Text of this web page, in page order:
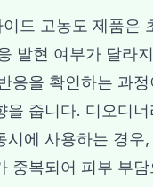
드 고농도 제품은
발현 여부가 달라
응을 확인하는 과
을 줍니다. 디오디
시에 사용하는 경우
중복되어 피부 부담